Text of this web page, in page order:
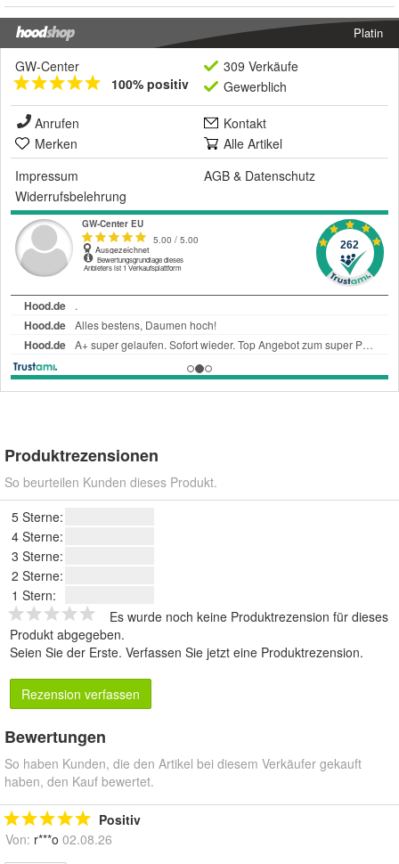
Platin
GW-Center
100% positiv
309 Verkäufe
Gewerblich
Anrufen
Kontakt
Merken
Alle Artikel
Impressum
AGB & Datenschutz
Widerrufsbelehrung
Produktrezensionen
So beurteilen Kunden dieses Produkt.
5 Sterne:
4 Sterne:
3 Sterne:
2 Sterne:
1 Stern:
Es wurde noch keine Produktrezension für dieses
Produkt abgegeben.
Seien Sie der Erste. Verfassen Sie jetzt eine Produktrezension.
Rezension verfassen
Bewertungen
So haben Kunden, die den Artikel bei diesem Verkäufer gekauft
haben, den Kauf bewertet.
Positiv
Von: r***o 02.08.26